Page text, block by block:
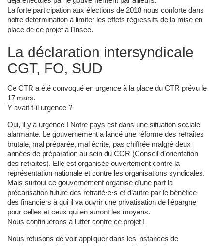
La forte participation aux élections de 2018 nous conforte dans
notre détermination à limiter les effets régressifs de la mise en
place de ce projet à l’Insee.
La déclaration intersyndicale
CGT, FO, SUD
Ce CTR a été convoqué en urgence à la place du CTR prévu le
17 mars.
Y avait-t-il urgence ?
Oui, il y a urgence ! Notre pays est dans une situation sociale
alarmante. Le gouvernement a lancé une réforme des retraites
brutale, mal préparée, mal écrite, pas chiffrée malgré deux
années de préparation au sein du COR (Conseil d’orientation
des retraites). Elle est organisée ouvertement contre la
représentation nationale et contre les organisations syndicales.
Mais surtout ce gouvernement organise d’une part la
précarisation future des retraité·e·s et d’autre par le bénéfice
des financiers à qui il va ouvrir une privatisation de l’épargne
pour celles et ceux qui en auront les moyens.
Nous continuerons à lutter contre ce projet !
Nous refusons de voir appliquer dans les instances de